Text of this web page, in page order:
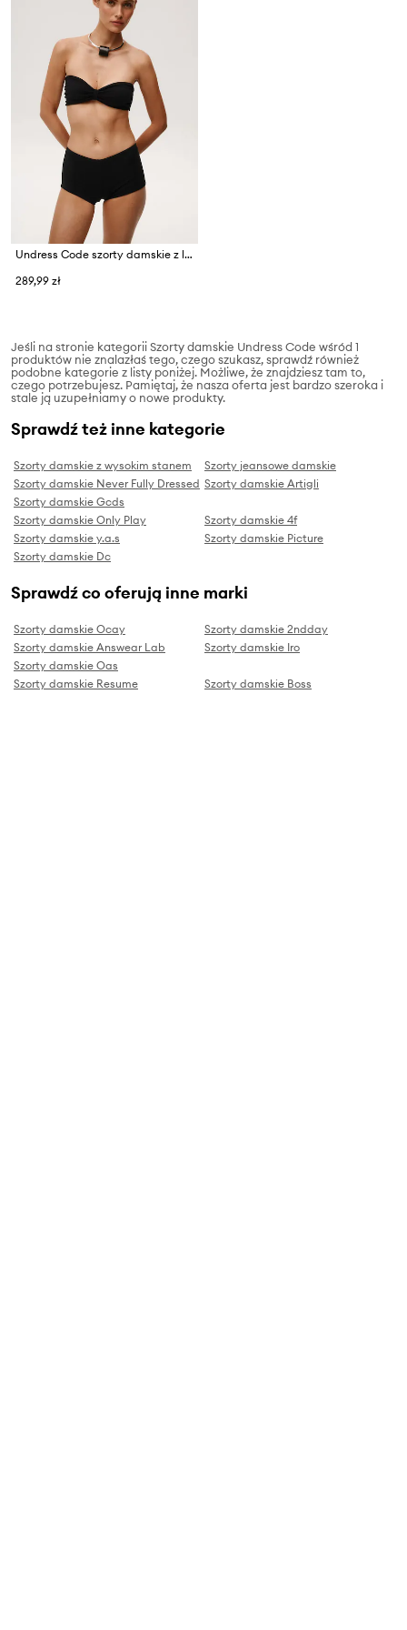
Undress Code szorty damskie z lyocellu Lilia Shorts
289,99 zł
Jeśli na stronie kategorii Szorty damskie Undress Code wśród 1
produktów nie znalazłaś tego, czego szukasz, sprawdź również
podobne kategorie z listy poniżej. Możliwe, że znajdziesz tam to,
czego potrzebujesz. Pamiętaj, że nasza oferta jest bardzo szeroka i
stale ją uzupełniamy o nowe produkty.
Sprawdź też inne kategorie
Szorty damskie z wysokim stanem
Szorty jeansowe damskie
Szorty damskie Never Fully Dressed Szorty damskie Artigli
Szorty damskie Gcds
Szorty damskie Only Play
Szorty damskie 4f
Szorty damskie y.a.s
Szorty damskie Picture
Szorty damskie Dc
Sprawdź co oferują inne marki
Szorty damskie Ocay
Szorty damskie 2ndday
Szorty damskie Answear Lab
Szorty damskie Iro
Szorty damskie Oas
Szorty damskie Resume
Szorty damskie Boss